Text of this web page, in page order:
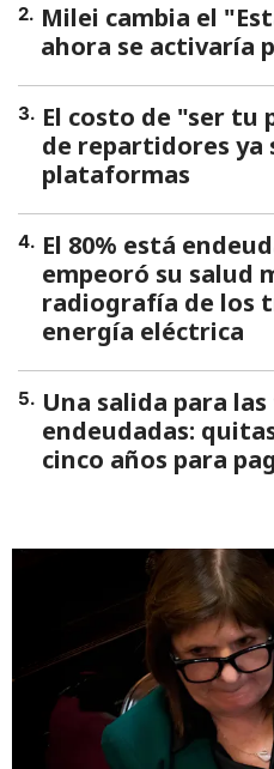
2. Milei cambia el
ahora se activaría
3. El costo de "ser tu
de repartidores ya
plataformas
4. El 80% está
empeoró su salud
radiografía de los
energía eléctrica
5. Una salida para
endeudadas:
cinco años para